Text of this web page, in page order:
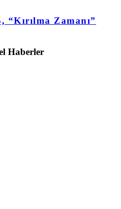
“Kırılma Zamanı”
Haberler